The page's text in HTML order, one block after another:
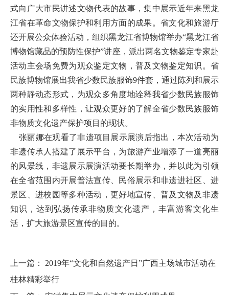
式向广大市民讲述文物代表的故事，集中展示近年来黑龙
江省在革命文物保护和利用方面的成果。省文化和旅游厅
还开展公众体验活动，组织黑龙江省博物馆举办“黑龙江省
博物馆藏品的预防性保护”讲座，派出两名文物鉴定专家赴
活动主会场免费为观众鉴定文物，普及文物鉴定知识。省
民族博物馆展出我省少数民族服饰9件套，通过陈列和展示
两种静动态形式，为观众多角度地诠释我省少数民族服饰
的实用性和多样性，让观众更好的了解全省少数民族服饰
非物质文化遗产保护项目的现状。
张丽娜在观看了非遗项目展示展演后指出，本次活动为
非遗传承人搭建了展示平台，为旅游产业增添了一道亮丽
的风景线，非遗展示展演活动要长期举办，并以此为引领
在全省范围内开展普法宣传、民俗展示和非遗进社区、进
景区、进校园等多种活动，更好地宣传、普及文物及非遗
知识，达到弘扬传承非物质文化遗产，丰富游客文化生
活，扩大旅游景区宣传的目的。
上一篇： 2019年“文化和自然遗产日”广西主场城市活动在
桂林精彩举行